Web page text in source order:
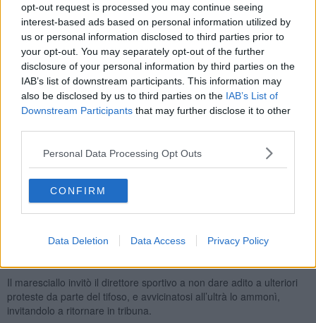
opt-out request is processed you may continue seeing
interest-based ads based on personal information utilized by
us or personal information disclosed to third parties prior to
your opt-out. You may separately opt-out of the further
disclosure of your personal information by third parties on the
IAB’s list of downstream participants. This information may
also be disclosed by us to third parties on the IAB’s List of
Downstream Participants that may further disclose it to other
Personal Data Processing Opt Outs
CONFIRM
Data Deletion Data Access Privacy Policy
discutibili, e l’altro, di gioia con la speranza di una ripresa e del
rilancio in categorie superiori.
Quella domenica pomeriggio la partita stava volgendo al peggio, si
era raggiunto il pareggio ma subito dopo la squadra avversaria
passò in vantaggio: così per ben tre volte! La partita si avviava alla
fine e la sconfitta ormai sembrava scontata. Il pubblico
rumoreggiava, imprecava, incitava e spronava; ad un certo punto
smise di sostenere la squadra e si scagliò contro l’allenatore per
Uno dei tifosi lasciò la tribuna per raggiungere la rete a bordo
campo per essere il più vicino possibile alla panchina dove, in piedi,
il direttore sportivo osservava gli ultimi minuti di partita. Il tifoso una
volta vicino al tecnico, lo chiamò ripetutamente affinché si girasse e
non appena ottenne ciò che chiedeva lo apostrofò pesantemente. Il
direttore sportivo avendo udito l’offesa, ripetuta più volte, si rivolse
al maresciallo in servizio di ordine pubblico, anch’esso a bordo
campo, chiedendogli se avesse sentito e annunciandogli la
Il maresciallo invitò il direttore sportivo a non dare adito a ulteriori
proteste da parte del tifoso, e avvicinatosi all’ultrà lo ammonì,
invitandolo a ritornare in tribuna.